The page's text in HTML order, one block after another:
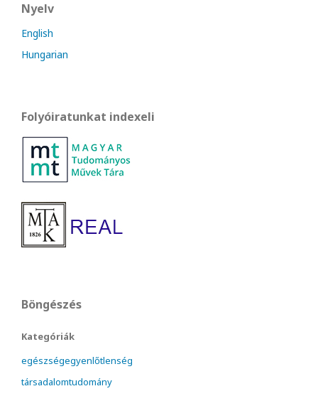
Nyelv
English
Hungarian
Folyóiratunkat indexeli
Böngészés
Kategóriák
egészségegyenlőtlenség
társadalomtudomány